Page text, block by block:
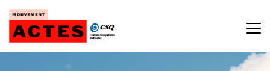
Passer
contenu